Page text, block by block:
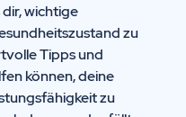
wichtige
zu
Tipps und
können, deine
zu